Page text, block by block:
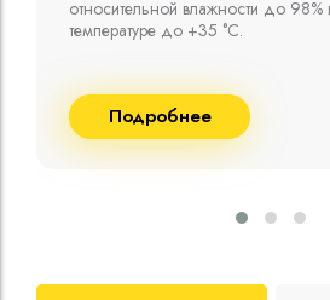
сшитого полиэтилена собственного
производства
Подробнее